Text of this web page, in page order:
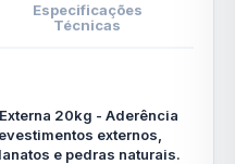
Especificações
Técnicas
20kg - Aderência
externos,
e pedras naturais.